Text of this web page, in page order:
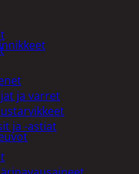
ja varret
ja -astiat